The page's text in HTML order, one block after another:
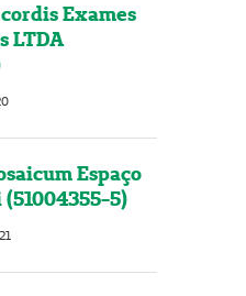
Exames
LTDA
Espaço
5)